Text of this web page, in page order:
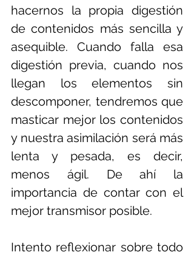
hacernos la propia digestión
de contenidos más sencilla y
asequible. Cuando falla esa
digestión previa, cuando nos
llegan los elementos sin
descomponer, tendremos que
masticar mejor los contenidos
y nuestra asimilación será más
lenta y pesada, es decir,
menos ágil. De ahí la
importancia de contar con el
mejor transmisor posible.
Intento reflexionar sobre todo